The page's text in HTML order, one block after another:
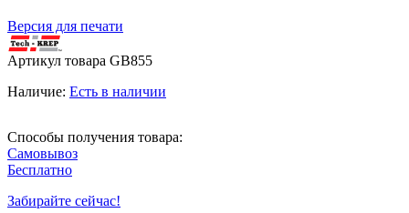
Версия для печати
Артикул товара GB855
Наличие: Есть в наличии
Способы получения товара:
Самовывоз
Бесплатно
Забирайте сейчас!